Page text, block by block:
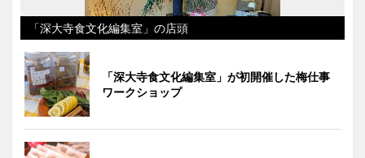
「深大寺食文化編集室」の店頭
「深大寺食文化編集室」が初開催した梅仕事
ワークショップ